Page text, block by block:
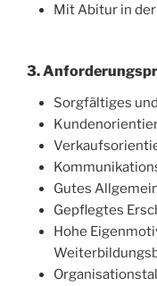
Mit Abitur in der
3.
Sorgfältiges
Gutes
Gepflegtes
Hohe